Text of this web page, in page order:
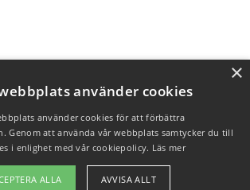
2026 - Pilanto Aps
×
använder cookies
använder cookies för att förbättra
Genom att använda vår webbplats samtycker du till
i enlighet med vår cookiepolicy. Läs mer
ALLA AVVISA ALLT